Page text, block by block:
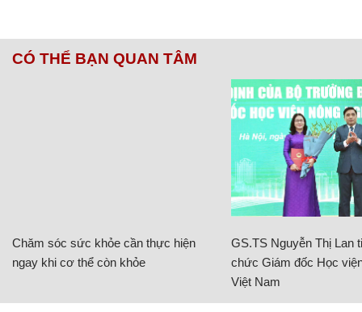
CÓ THỂ BẠN QUAN TÂM
Chăm sóc sức khỏe cần thực hiện
ngay khi cơ thể còn khỏe
GS.TS Nguyễn Thị Lan
chức Giám đốc Học
Việt Nam